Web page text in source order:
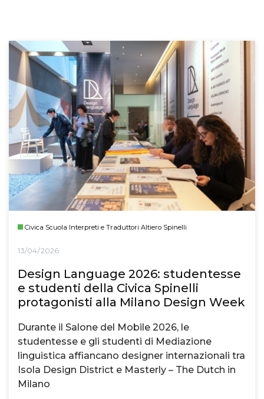
Civica Scuola Interpreti e Traduttori Altiero Spinelli
13/04/2026
Design Language 2026: studentesse
e studenti della Civica Spinelli
protagonisti alla Milano Design Week
Durante il Salone del Mobile 2026, le
studentesse e gli studenti di Mediazione
linguistica affiancano designer internazionali tra
Isola Design District e Masterly – The Dutch in
Milano